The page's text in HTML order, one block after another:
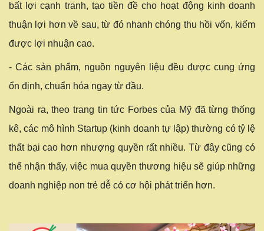
bất lợi cạnh tranh, tạo tiền đề cho hoạt động kinh doanh
thuận lợi hơn về sau, từ đó nhanh chóng thu hồi vốn, kiếm
được lợi nhuận cao.
- Các sản phẩm, nguồn nguyên liệu đều được cung ứng
ổn định, chuẩn hóa ngay từ đầu.
Ngoài ra, theo trang tin tức Forbes của Mỹ đã từng thống
kê, các mô hình Startup (kinh doanh tự lập) thường có tỷ lệ
thất bại cao hơn nhượng quyền rất nhiều. Từ đây cũng có
thể nhận thấy, việc mua quyền thương hiệu sẽ giúp những
doanh nghiệp non trẻ dễ có cơ hội phát triển hơn.